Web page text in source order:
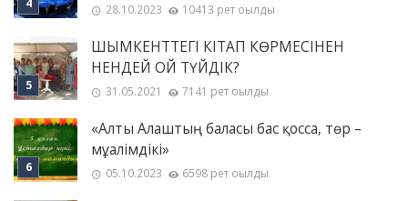
28.10.2023 10413 рет оқылды
ШЫМКЕНТТЕГІ КІТАП КӨРМЕСІНЕН
НЕНДЕЙ ОЙ ТҮЙДІК?
31.05.2021 7141 рет оқылды
«Алты Алаштың баласы бас қосса, төр –
мұғалімдікі»
05.10.2023 6598 рет оқылды